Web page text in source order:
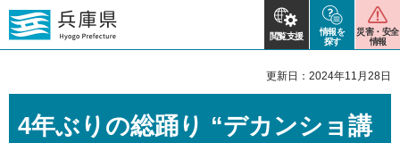
閲覧支援
情報を
探す
災害・安全
情報
更新日：2024年11月28日
4年ぶりの総踊り “デカンショ講